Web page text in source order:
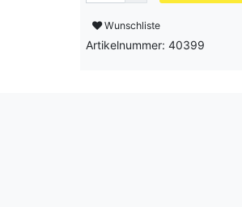
Wunschliste
Artikelnummer: 40399